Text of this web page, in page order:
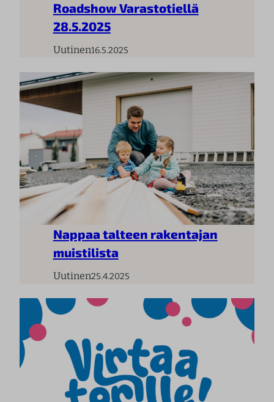
Roadshow Varastotiellä
28.5.2025
Uutinen16.5.2025
Nappaa talteen rakentajan
muistilista
Uutinen25.4.2025